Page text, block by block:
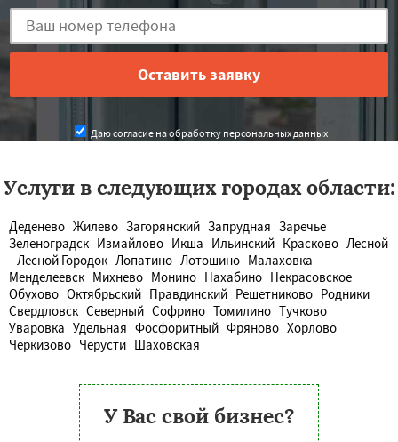
Даю согласие на обработку персональных данных
Услуги в следующих городах области:
Деденево Жилево Загорянский Запрудная Заречье
Зеленоградск Измайлово Икша Ильинский Красково Лесной
Лесной Городок Лопатино Лотошино Малаховка
Менделеевск Михнево Монино Нахабино Некрасовское
Обухово Октябрьский Правдинский Решетниково Родники
Свердловск Северный Софрино Томилино Тучково
Уваровка Удельная Фосфоритный Фряново Хорлово
Черкизово Черусти Шаховская
У Вас свой бизнес?